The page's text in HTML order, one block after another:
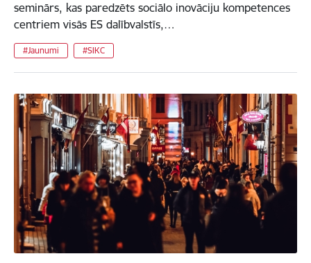
seminārs, kas paredzēts sociālo inovāciju kompetences
centriem visās ES dalībvalstīs,…
#Jaunumi #SIKC